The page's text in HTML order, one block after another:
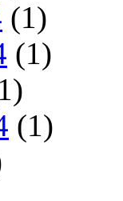
(1)
(1)
(1)